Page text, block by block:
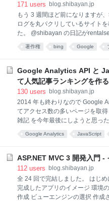
告ブロッカーのインストールを
た… pic.twitter.com/
(@shibayan) 2024年5月1日 元々
を稼ぐことは全く考えておらず
171 users blog.shibayan.jp
もう 3 週間ほど前になりますが
ログを丸パクリしているサイト
た。 @shibayan の日記が
てところで丸パクされてる？
どBingでは出るみたい—
が、やられっぱなしも嫌なので
みました。 現状を把握する パク
ころ fullrss.net というサービスを
っているっぽいです。fullrss.net
くなさそうな感じです。 どのく
ているのか調べるために、適当
調べてみたところ、その当時で
著作権 bing Google
Google Analytics API と
て人気記事ランキングを作
しばやん雑記
130 users blog.shibayan.jp
2014 年も終わりなので Google
てアクセス数の多いページを取
雑記 を今年最後にしようと思っ
るのではないかと思ったので、
は単純で、OAuth 2 でログインし
ら取得したい Web プロパティを
をクリックするだけで終わりです
果がはてな記法、HTML、
で、適当に再利用してください。
Google Analytics JavaScript
ASP.NET MVC 3 開発入門 -
112 users blog.shibayan.jp
全 24 回で完結しました。 はじめ
完成したアプリのイメージ 環境
作成 ビューエンジンの選択 作成